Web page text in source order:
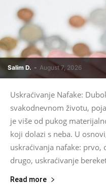
Salim D. - August 7, 2026
Uskraćivanje Nafake:
svakodnevnom životu,
je više od pukog
koji dolazi s neba. U
uskraćivanja nafake: prvo,
drugo, uskraćivanje
Read more